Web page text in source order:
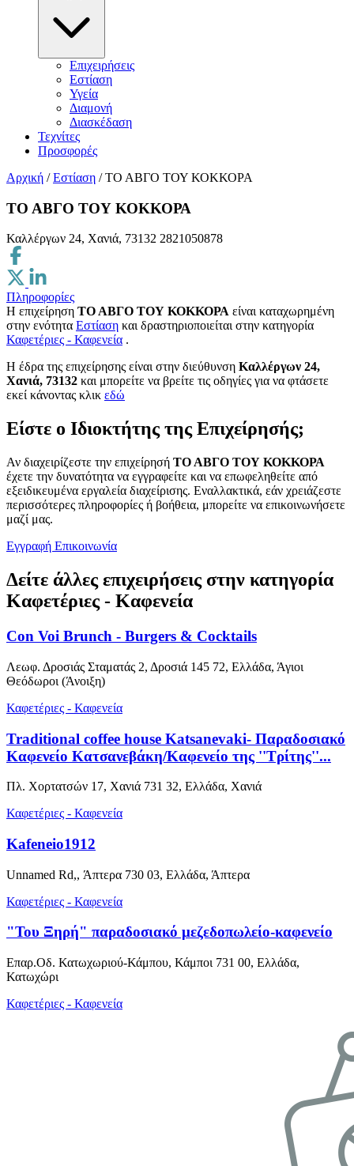
Επιχειρήσεις
Εστίαση
Υγεία
Διαμονή
Διασκέδαση
Τεχνίτες
Προσφορές
Αρχική / Εστίαση / ΤΟ ΑΒΓΟ ΤΟΥ ΚΟΚΚΟΡΑ
ΤΟ ΑΒΓΟ ΤΟΥ ΚΟΚΚΟΡΑ
Καλλέργων 24, Χανιά, 73132 2821050878
Πληροφορίες
Η επιχείρηση ΤΟ ΑΒΓΟ ΤΟΥ ΚΟΚΚΟΡΑ είναι καταχωρημένη
στην ενότητα Εστίαση και δραστηριοποιείται στην κατηγορία
Καφετέριες - Καφενεία .
H έδρα της επιχείρησης είναι στην διεύθυνση Καλλέργων 24,
Χανιά, 73132 και μπορείτε να βρείτε τις οδηγίες για να φτάσετε
εκεί κάνοντας κλικ εδώ
Είστε ο Ιδιοκτήτης της Επιχείρησής;
Αν διαχειρίζεστε την επιχείρησή ΤΟ ΑΒΓΟ ΤΟΥ ΚΟΚΚΟΡΑ
έχετε την δυνατότητα να εγγραφείτε και να επωφεληθείτε από
εξειδικευμένα εργαλεία διαχείρισης. Εναλλακτικά, εάν χρειάζεστε
περισσότερες πληροφορίες ή βοήθεια, μπορείτε να επικοινωνήσετε
μαζί μας.
Εγγραφή Επικοινωνία
Δείτε άλλες επιχειρήσεις στην κατηγορία
Καφετέριες - Καφενεία
Con Voi Brunch - Burgers & Cocktails
Λεωφ. Δροσιάς Σταματάς 2, Δροσιά 145 72, Ελλάδα, Άγιοι
Θεόδωροι (Άνοιξη)
Καφετέριες - Καφενεία
Traditional coffee house Katsanevaki- Παραδοσιακό
Καφενείο Κατσανεβάκη/Καφενείο της ''Τρίτης''...
Πλ. Χορτατσών 17, Χανιά 731 32, Ελλάδα, Χανιά
Καφετέριες - Καφενεία
Kafeneio1912
Unnamed Rd,, Άπτερα 730 03, Ελλάδα, Άπτερα
Καφετέριες - Καφενεία
"Του Ξηρή" παραδοσιακό μεζεδοπωλείο-καφενείο
Επαρ.Οδ. Κατωχωριού-Κάμπου, Κάμποι 731 00, Ελλάδα,
Κατωχώρι
Καφετέριες - Καφενεία